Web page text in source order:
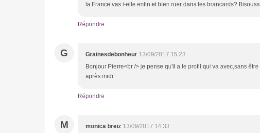
la France vas t-elle enfin et bien ruer dans les brancards?
Répondre
G Grainesdebonheur 13/09/2017 15:23
Bonjour Pierre<br /> je pense qu'il a le profil qui va avec,sans
après midi
Répondre
M monica breiz 13/09/2017 14:33